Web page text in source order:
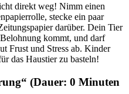
direkt weg! Nimm einen
stecke ein paar
darüber. Dein Tier
kommt, und darf
Frust und Stress ab. Kinder
das Haustier zu basteln!
(Dauer: 0 Minuten